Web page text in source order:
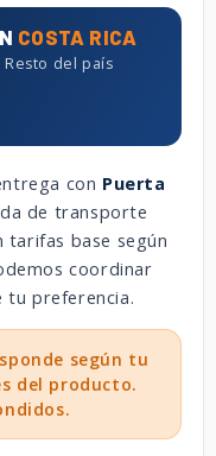
COSTA RICA
Resto del país
con Puerta
de transporte
tarifas base según
coordinar
tu preferencia.
según tu
del producto.